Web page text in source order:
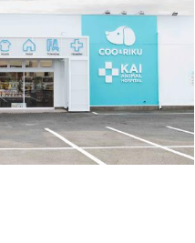
南店
報最新化の再度のお願い